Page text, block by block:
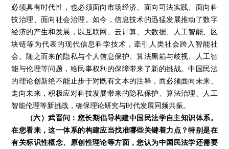
必须具有时代性，也必须面向市场经济、面向司法实践、面向科
技治理、面向社会治理。如今，信息技术的迅猛发展推动了数字
经济的产生和发展，以互联网、云计算、大数据、人工智能、区
块链等为代表的现代信息科学技术，牵引人类社会跨入智能社
会。随之而来的隐私与个人信息保护、算法黑箱与歧视、人工智
能与伦理等问题，给民事权利的保障带来了新的挑战。中国民法
的理论创新绝不能止步于对既有文本的注释，而必须面向未来、
走向未来，积极应对科技发展带来的隐私保护、算法治理、人工
智能伦理等新挑战，确保理论研究与时代发展同频共振。
（六）武晋问：您长期倡导构建中国民法学自主知识体系。
在您看来，这一体系的构建应当找准哪些关键着力点？特别是在
有关标识性概念、原创性理论等方面，您认为中国民法学还需要